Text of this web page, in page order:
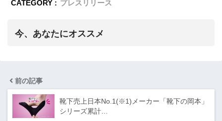
CATEGORY : プレスリリース
今、あなたにオススメ
前の記事
靴下売上日本No.1(※1)メーカー「靴下の岡本」
シリーズ累計…